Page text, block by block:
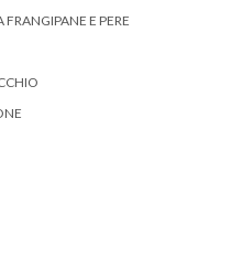
FRANGIPANE E PERE